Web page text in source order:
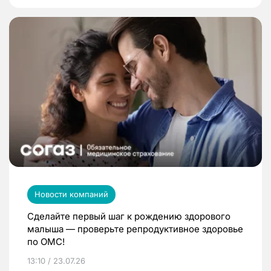
Новости компаний
Сделайте первый шаг к рождению здорового
малыша — проверьте репродуктивное здоровье
по ОМС!
13:10 / 23.07.26